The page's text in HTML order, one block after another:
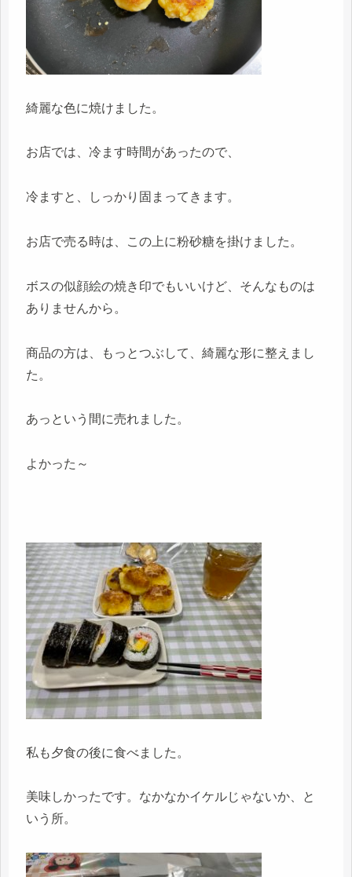
綺麗な色に焼けました。
お店では、冷ます時間があったので、
冷ますと、しっかり固まってきます。
お店で売る時は、この上に粉砂糖を掛けました。
ボスの似顔絵の焼き印でもいいけど、そんなものは
ありませんから。
商品の方は、もっとつぶして、綺麗な形に整えまし
た。
あっという間に売れました。
よかった～
私も夕食の後に食べました。
美味しかったです。なかなかイケルじゃないか、と
いう所。